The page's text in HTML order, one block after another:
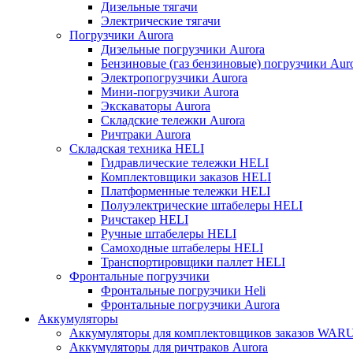
Дизельные тягачи
Электрические тягачи
Погрузчики Aurora
Дизельные погрузчики Aurora
Бензиновые (газ бензиновые) погрузчики
Электропогрузчики Aurora
Мини-погрузчики Aurora
Экскаваторы Aurora
Складские тележки Aurora
Ричтраки Aurora
Складская техника HELI
Гидравлические тележки HELI
Комплектовщики заказов HELI
Платформенные тележки HELI
Полуэлектрические штабелеры HELI
Ричстакер HELI
Ручные штабелеры HELI
Самоходные штабелеры HELI
Транспортировщики паллет HELI
Фронтальные погрузчики
Фронтальные погрузчики Heli
Фронтальные погрузчики Aurora
Аккумуляторы
Аккумуляторы для комплектовщиков заказов
Аккумуляторы для ричтраков Aurora